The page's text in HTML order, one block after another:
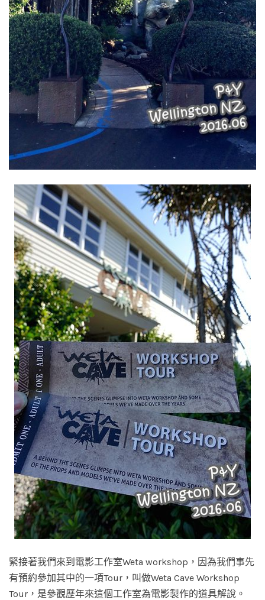
緊接著我們來到電影工作室Weta workshop，因為我們事先
有預約參加其中的一項Tour，叫做Weta Cave Workshop
Tour，是參觀歷年來這個工作室為電影製作的道具解說。